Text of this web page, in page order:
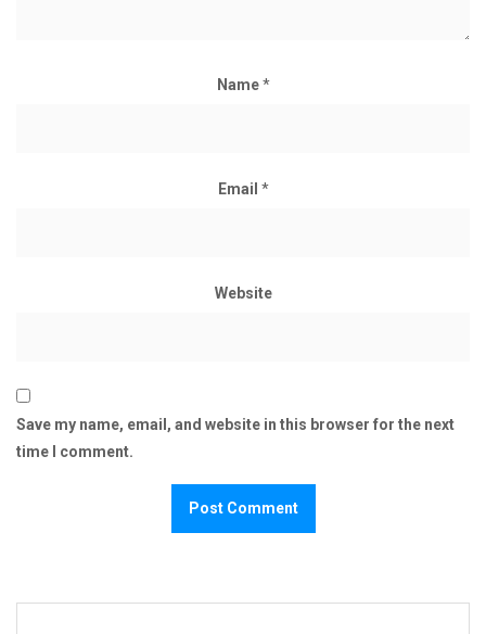
Name*
Email *
Website
Save my name, email, and website in this browser for the next
time I comment.